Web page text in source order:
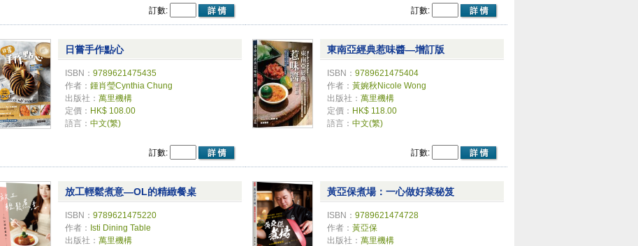
訂數:
訂數:
日嘗手作點心
ISBN： 9789621475435
作者： 鍾肖瑩Cynthia Chung
出版社： 萬里機構
定價： HK$ 108.00
語言： 中文(繁)
訂數:
東南亞經典惹味醬—增訂版
ISBN： 9789621475404
作者： 黃婉秋Nicole Wong
出版社： 萬里機構
定價： HK$ 118.00
語言： 中文(繁)
訂數:
放工輕鬆煮意—OL的精緻餐桌
ISBN： 9789621475220
作者： Isti Dining Table
出版社： 萬里機構
黃亞保煮場：一心做好菜秘笈
ISBN： 9789621474728
作者： 黃亞保
出版社： 萬里機構